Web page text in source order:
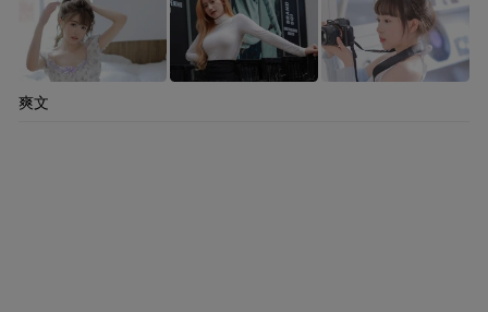
爽文